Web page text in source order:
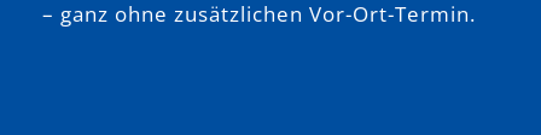
– ganz ohne zusätzlichen Vor-Ort-Termin.